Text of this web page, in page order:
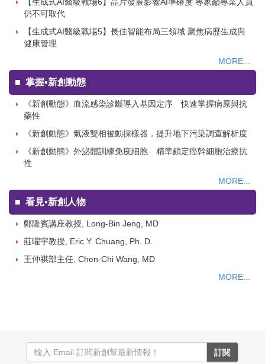
仍不可取代
【生成式AI醫級戰場5】長佳智能布局三領域 聚焦病歷生成與
健康管理
MORE...
■ 掌握▪新創動態
《新創動態》血流感染診斷導入基因定序 快速掌握病原與抗
藥性
《新創動態》氣液雙相被動採樣器，提升地下污染調查解析度
《新創動態》外泌體訓練免疫細胞 精準鎖定癌幹細胞治療抗
性
MORE...
■ 看見▪新創人物
鄭隆賓講座教授, Long-Bin Jeng, MD
莊曜宇教授, Eric Y. Chuang, Ph. D.
王仲祺部主任, Chen-Chi Wang, MD
MORE...
訂閱